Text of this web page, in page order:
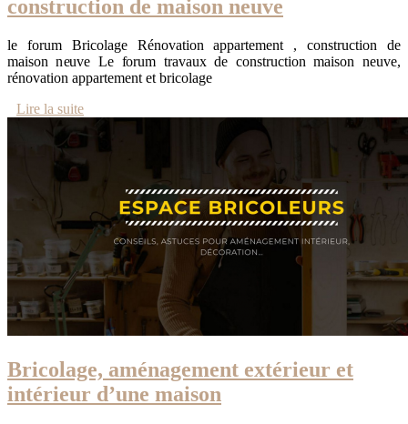
construction de maison neuve
le forum Bricolage Rénovation appartement , construction de
maison neuve Le forum travaux de construction maison neuve,
rénovation appartement et bricolage
Lire la suite
Bricolage, aménagement extérieur et
intérieur d’une maison